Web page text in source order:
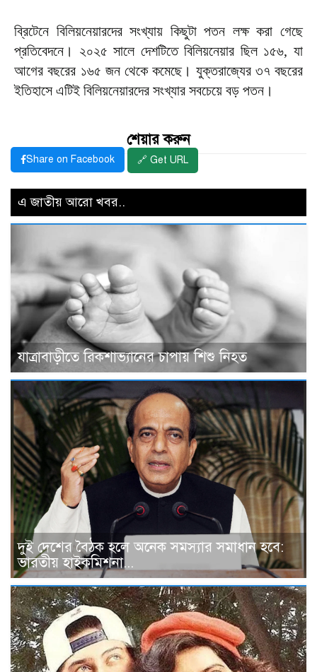
ব্রিটেনে বিলিয়নেয়ারদের সংখ্যায় কিছুটা পতন লক্ষ করা গেছে
প্রতিবেদনে। ২০২৫ সালে দেশটিতে বিলিয়নেয়ার ছিল ১৫৬, যা
আগের বছরের ১৬৫ জন থেকে কমেছে। যুক্তরাজ্যের ৩৭ বছরের
ইতিহাসে এটিই বিলিয়নেয়ারদের সংখ্যার সবচেয়ে বড় পতন।
শেয়ার করুন
Share on Facebook 🔗 Get URL
এ জাতীয় আরো খবর..
যাত্রাবাড়ীতে রিকশাভ্যানের চাপায় শিশু নিহত
দুই দেশের বৈঠক হলে অনেক সমস্যার সমাধান হবে:
ভারতীয় হাইকমিশনা...